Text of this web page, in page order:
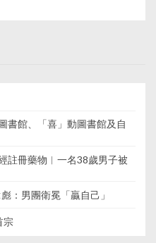
書館、「喜」動圖書館及自
註冊藥物︱一名38歲男子被
：男團衛冕「贏自己」
宗